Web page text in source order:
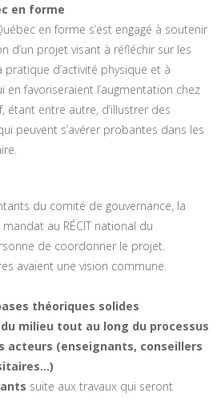
en forme
en forme s’est engagé à soutenir
d’un projet visant à réfléchir sur les
d’activité physique et à
favoriseraient l’augmentation chez
étant entre autre, d’illustrer des
peuvent s’avérer probantes dans les
du comité de gouvernance, la
au RÉCIT national du
de coordonner le projet.
avaient une vision commune.
théoriques solides
milieu tout au long du processus
acteurs (enseignants, conseillers
suite aux travaux qui seront